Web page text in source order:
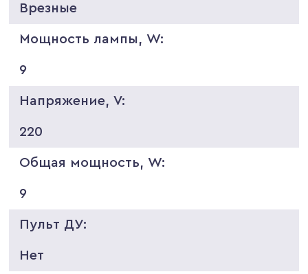
Врезные
Мощность лампы, W:
9
Напряжение, V:
220
Общая мощность, W:
9
Пульт ДУ:
Нет